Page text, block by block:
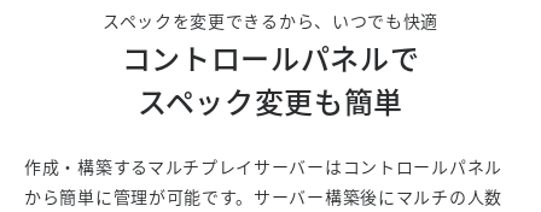
スペックを変更できるから、いつでも快適
コントロールパネルで
スペック変更も簡単
作成・構築するマルチプレイサーバーはコントロールパネル
から簡単に管理が可能です。サーバー構築後にマルチの人数